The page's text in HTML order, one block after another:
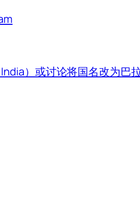
）或讨论将国名改为巴